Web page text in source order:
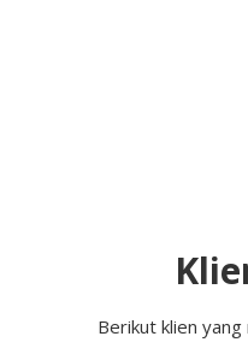
Berikut klien yang